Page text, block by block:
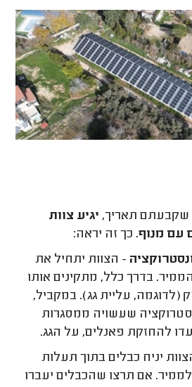
שקבעתם תאריך, יגיע צוות
עם מנוף. כך זה יראה:
- הצוות יתחיל את
בדרך כלל, מתקינים אותו
(לדוגמה, עליית גג). במקביל,
שעשויה ממסגרות
להחזקת פאנלים, על הגג.
יניח כבלים בתוך תעלות
אם תרצו שהכבלים יעברו